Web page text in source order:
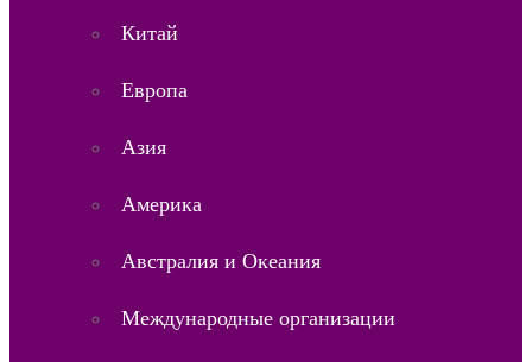
Китай
Европа
Азия
Америка
Австралия и Океания
Международные организации